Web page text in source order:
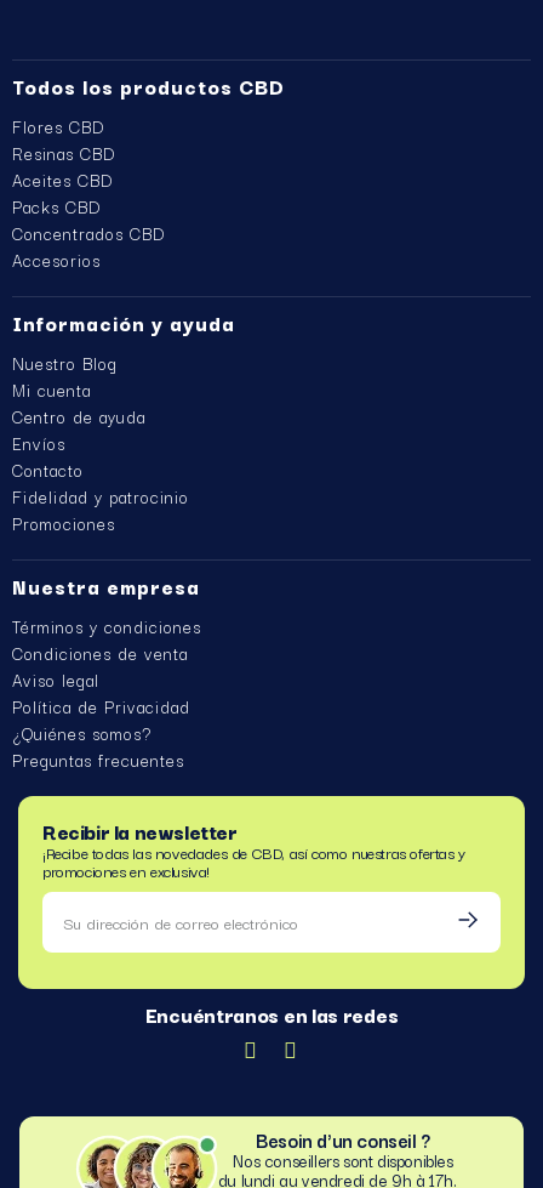
Todos los productos CBD
Flores CBD
Resinas CBD
Aceites CBD
Packs CBD
Concentrados CBD
Accesorios
Información y ayuda
Nuestro Blog
Mi cuenta
Centro de ayuda
Envíos
Contacto
Fidelidad y patrocinio
Promociones
Nuestra empresa
Términos y condiciones
Condiciones de venta
Aviso legal
Política de Privacidad
¿Quiénes somos?
Preguntas frecuentes
Recibir la newsletter
¡Recibe todas las novedades de CBD, así como nuestras ofertas y
promociones en exclusiva!
Encuéntranos en las redes
Besoin d'un conseil ?
Nos conseillers sont disponibles
du lundi au vendredi de 9h à 17h.